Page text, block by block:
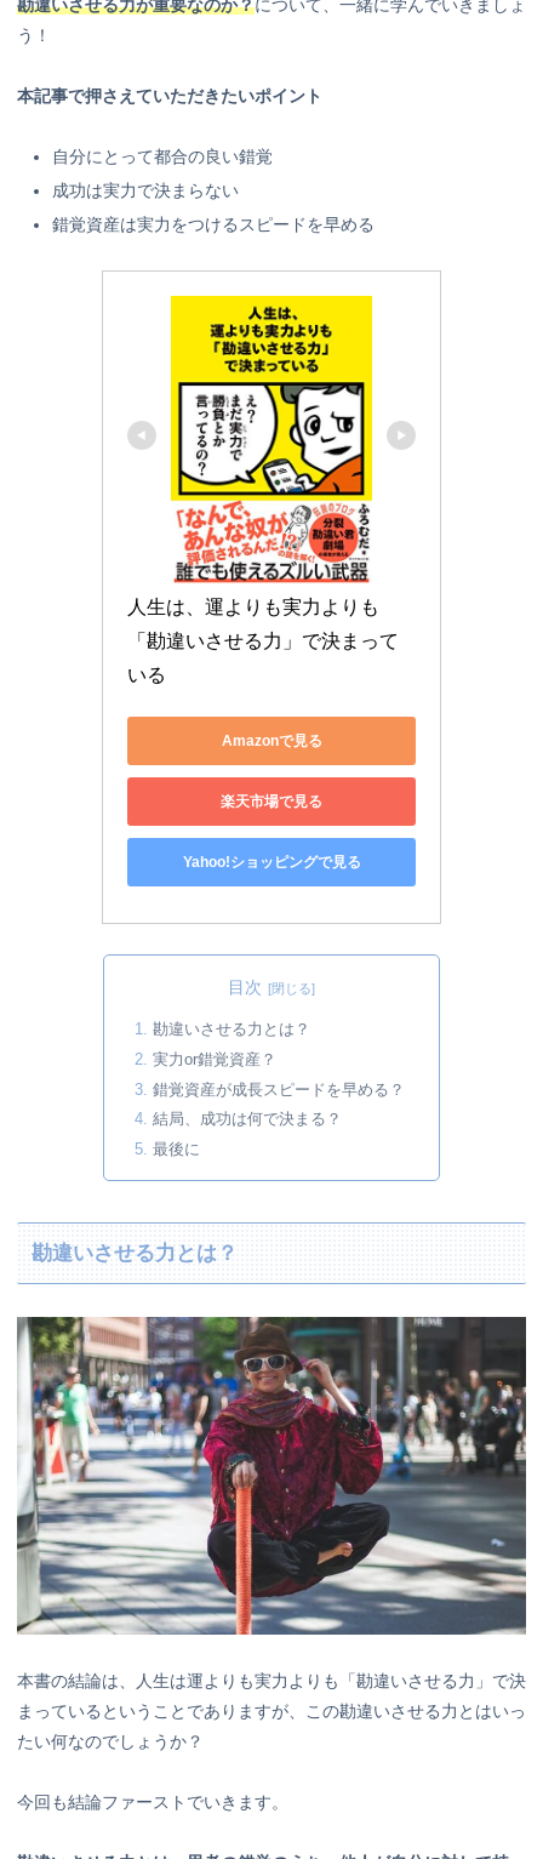
勘違いさせる力が重要なのか？について、一緒に学んでいきましょ
う！
本記事で押さえていただきたいポイント
自分にとって都合の良い錯覚
成功は実力で決まらない
錯覚資産は実力をつけるスピードを早める
人生は、運よりも実力よりも
「勘違いさせる力」で決まって
いる
Amazonで見る
楽天市場で見る
Yahoo!ショッピングで見る
目次
勘違いさせる力とは？
実力or錯覚資産？
錯覚資産が成長スピードを早める？
結局、成功は何で決まる？
最後に
勘違いさせる力とは？
本書の結論は、人生は運よりも実力よりも「勘違いさせる力」で決
まっているということでありますが、この勘違いさせる力とはいっ
たい何なのでしょうか？
今回も結論ファーストでいきます。